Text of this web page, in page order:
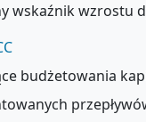
wskaźnik wzrostu
budżetowania